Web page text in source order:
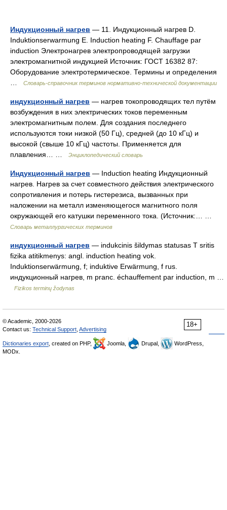
Индукционный нагрев — 11. Индукционный нагрев D.
Induktionserwarmung E. Induction heating F. Chauffage par
induction Электронагрев электропроводящей загрузки
электромагнитной индукцией Источник: ГОСТ 16382 87:
Оборудование электротермическое. Термины и определения
Словарь-справочник терминов нормативно-технической документации
индукционный нагрев — нагрев токопроводящих тел путём
возбуждения в них электрических токов переменным
электромагнитным полем. Для создания последнего
используются токи низкой (50 Гц), средней (до 10 кГц) и
высокой (свыше 10 кГц) частоты. Применяется для
плавления… …
Энциклопедический словарь
Индукционный нагрев — Induction heating Индукционный
нагрев. Нагрев за счет совместного действия электрического
сопротивления и потерь гистерезиса, вызванных при
наложении на металл изменяющегося магнитного поля
окружающей его катушки переменного тока. (Источник:… …
Словарь металлургических терминов
индукционный нагрев — indukcinis šildymas statusas T sritis
fizika atitikmenys: angl. induction heating vok.
Induktionserwärmung, f; induktive Erwärmung, f rus.
индукционный нагрев, m pranc. échauffement par induction, m …
Fizikos terminų žodynas
18+
© Academic, 2000-2026
Contact us: Technical Support Advertising
Dictionaries export , created on PHP, Joomla, Drupal,
WordPress,
MODx.